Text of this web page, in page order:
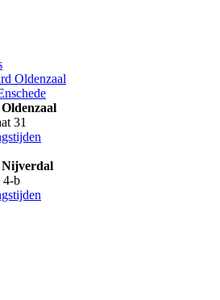
Oldenzaal
31
4-b